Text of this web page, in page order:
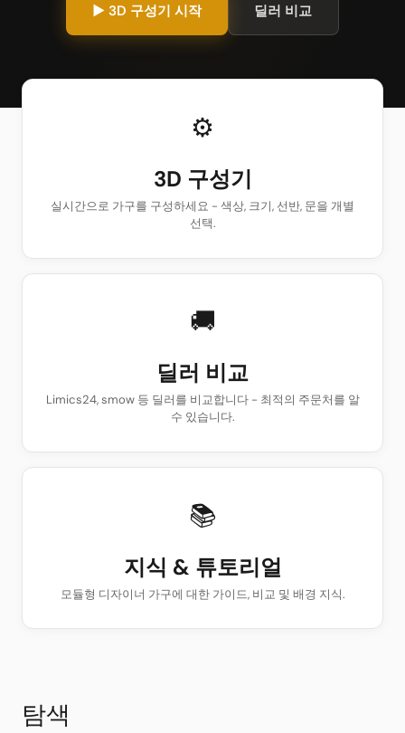
▶ 3D 구성기 시작 딜러 비교
⚙
3D 구성기
실시간으로 가구를 구성하세요 - 색상, 크기, 선반, 문을 개별
선택.
🚚
딜러 비교
Limics24, smow 등 딜러를 비교합니다 - 최적의 주문처를 알
수 있습니다.
📚
지식 & 튜토리얼
모듈형 디자이너 가구에 대한 가이드, 비교 및 배경 지식.
탐색